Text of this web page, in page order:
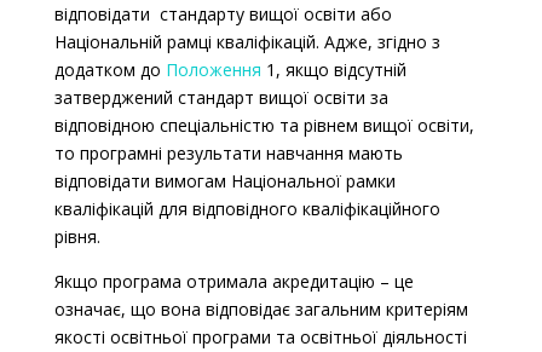
відповідати стандарту вищої освіти або
Національній рамці кваліфікацій. Адже, згідно з
додатком до Положення 1, якщо відсутній
затверджений стандарт вищої освіти за
відповідною спеціальністю та рівнем вищої освіти,
то програмні результати навчання мають
відповідати вимогам Національної рамки
кваліфікацій для відповідного кваліфікаційного
рівня.
Якщо програма отримала акредитацію – це
означає, що вона відповідає загальним критеріям
якості освітньої програми та освітньої діяльності